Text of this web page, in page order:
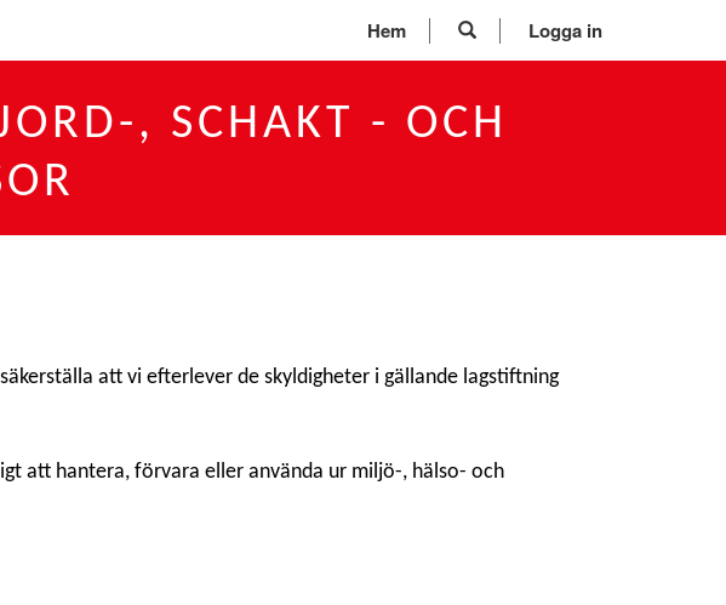
Hem Logga in
, SCHAKT - OCH
att vi efterlever de skyldigheter i gällande lagstiftning
att hantera, förvara eller använda ur miljö-, hälso- och